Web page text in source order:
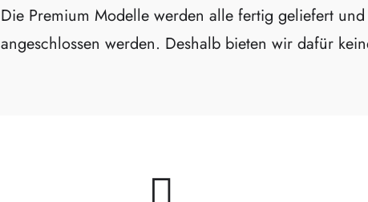
Die Premium Modelle werden alle fertig geliefert
angeschlossen werden. Deshalb bieten wir dafür